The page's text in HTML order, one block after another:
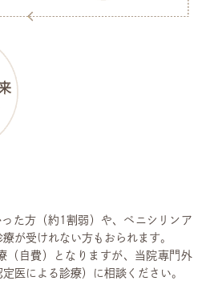
た方（約1割弱）や、ペニシリンア
が受けれない方もおられます。
（自費）となりますが、当院専門外
医による診療）に相談ください。